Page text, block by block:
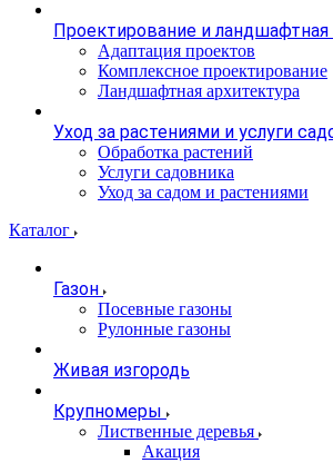
Проектирование и ландшафтная
Адаптация проектов
Комплексное проектирование
Ландшафтная архитектура
Уход за растениями и услуги
Обработка растений
Услуги садовника
Уход за садом и растениями
Каталог
Газон
Посевные газоны
Рулонные газоны
Живая изгородь
Крупномеры
Лиственные деревья
Акация